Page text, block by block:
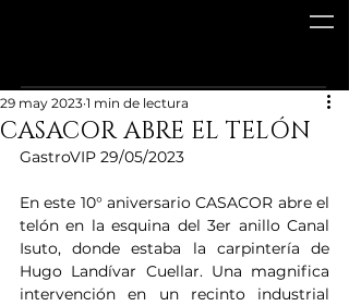
CASACOR ABRE EL TELÓN
29 may 2023 1 min de lectura
GastroVIP 29/05/2023
En este 10° aniversario CASACOR abre el
telón en la esquina del 3er anillo Canal
Isuto, donde estaba la carpintería de
Hugo Landívar Cuellar. Una magnifica
intervención en un recinto industrial